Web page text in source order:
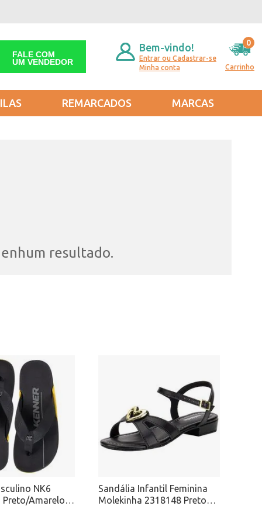
FALE COM
UM VENDEDOR
Bem-vindo!
Entrar ou Cadastrar-se
Minha conta
Carrinho
0
REMARCADOS MARCAS
resultado.
NK6
Preto/Amarelo
Sandália Infantil Feminina
Molekinha 2318148 Preto